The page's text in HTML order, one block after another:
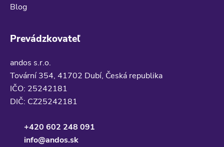
Blog
Prevádzkovateľ
andos s.r.o.
Tovární 354, 41702 Dubí, Česká republika
IČO: 25242181
DIČ: CZ25242181
+420 602 248 091
info@andos.sk